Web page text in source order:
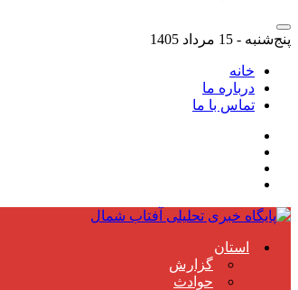
پنج‌شنبه - 15 مرداد 1405
خانه
درباره ما
تماس با ما
استان
گزارش
حوادث